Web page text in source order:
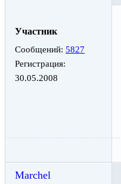
Участник
Сообщений: 5827
Регистрация:
30.05.2008
Marchel